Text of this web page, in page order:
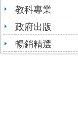
教科專業
政府出版
暢銷精選